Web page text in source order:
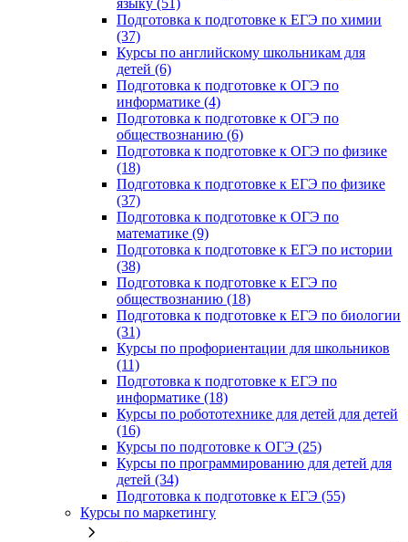
языку (51)
Подготовка к подготовке к ЕГЭ по химии
(37)
Курсы по английскому школьникам для
детей (6)
Подготовка к подготовке к ОГЭ по
информатике (4)
Подготовка к подготовке к ОГЭ по
обществознанию (6)
Подготовка к подготовке к ОГЭ по физике
(18)
Подготовка к подготовке к ЕГЭ по физике
(37)
Подготовка к подготовке к ОГЭ по
математике (9)
Подготовка к подготовке к ЕГЭ по истории
(38)
Подготовка к подготовке к ЕГЭ по
обществознанию (18)
Подготовка к подготовке к ЕГЭ по биологии
(31)
Курсы по профориентации для школьников
(11)
Подготовка к подготовке к ЕГЭ по
информатике (18)
Курсы по робототехнике для детей для детей
(16)
Курсы по подготовке к ОГЭ (25)
Курсы по программированию для детей для
детей (34)
Подготовка к подготовке к ЕГЭ (55)
Курсы по маркетингу